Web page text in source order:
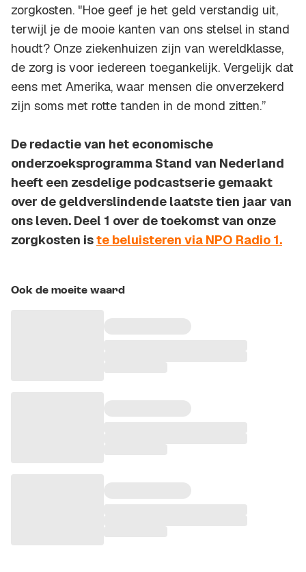
zorgkosten. "Hoe geef je het geld verstandig uit,
terwijl je de mooie kanten van ons stelsel in stand
houdt? Onze ziekenhuizen zijn van wereldklasse,
de zorg is voor iedereen toegankelijk. Vergelijk dat
eens met Amerika, waar mensen die onverzekerd
zijn soms met rotte tanden in de mond zitten.”
De redactie van het economische
onderzoeksprogramma Stand van Nederland
heeft een zesdelige podcastserie gemaakt
over de geldverslindende laatste tien jaar van
ons leven. Deel 1 over de toekomst van onze
zorgkosten iste beluisteren via NPO Radio 1.
Ook de moeite waard